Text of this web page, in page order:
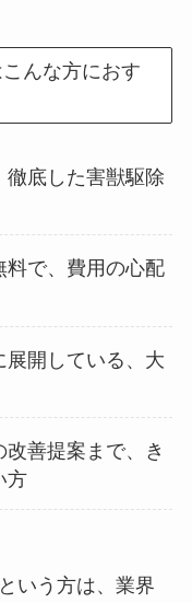
んな方におす
底した害獣駆除
料で、費用の心配
展開している、大
善提案まで、き
方
いう方は、業界